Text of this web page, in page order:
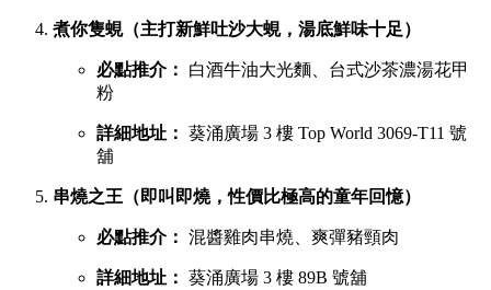
煮你隻蜆（主打新鮮吐沙大蜆，湯底鮮味十足）
必點推介：
白酒牛油大光麵、台式沙茶濃湯花甲
粉
詳細地址： 葵涌廣場 3 樓 Top World 3069-T11 號
舖
串燒之王（即叫即燒，性價比極高的童年回憶）
必點推介： 混醬雞肉串燒、爽彈豬頸肉
詳細地址： 葵涌廣場 3 樓 89B 號舖